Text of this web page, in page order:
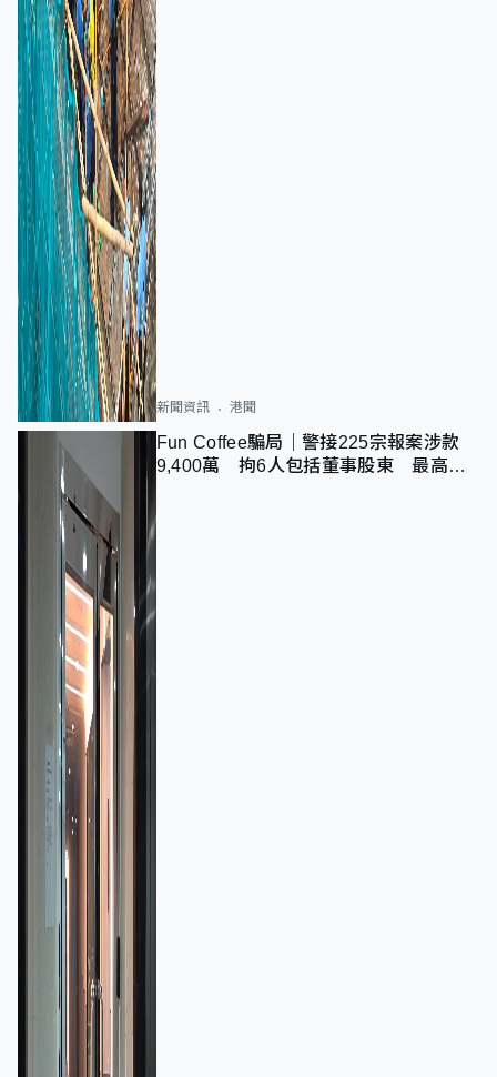
新聞資訊 港聞
Fun Coffee騙局｜警接225宗報案涉款
9,400萬 拘6人包括董事股東 最高金